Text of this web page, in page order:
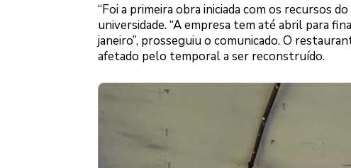
“Foi a primeira obra iniciada com os recursos
universidade. “A empresa tem até abril para
janeiro”, prosseguiu o comunicado. O
afetado pelo temporal a ser reconstruído.